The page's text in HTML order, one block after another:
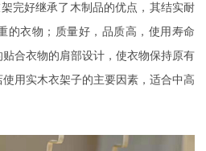
完好继承了木制品的优点，其结实耐
的衣物；质量好，品质高，使用寿命
合衣物的肩部设计，使衣物保持原有
用实木衣架子的主要因素，适合中高